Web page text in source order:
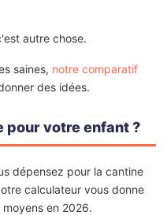
autre chose.
saines, notre comparatif
des idées.
pour votre enfant ?
dépensez pour la cantine
calculateur vous donne
en 2026.